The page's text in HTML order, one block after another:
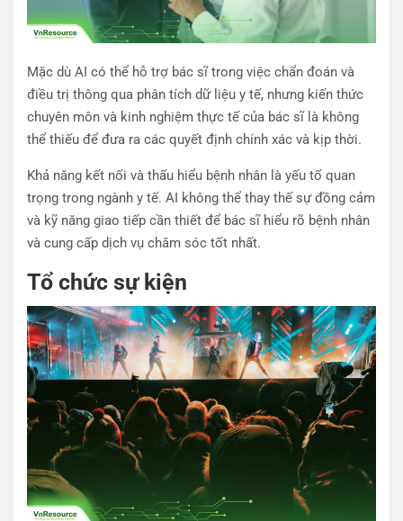
Mặc dù AI có thể hỗ trợ bác sĩ trong việc chẩn đoán và
điều trị thông qua phân tích dữ liệu y tế, nhưng kiến thức
chuyên môn và kinh nghiệm thực tế của bác sĩ là không
thể thiếu để đưa ra các quyết định chính xác và kịp thời.
Khả năng kết nối và thấu hiểu bệnh nhân là yếu tố quan
trọng trong ngành y tế. AI không thể thay thế sự đồng cảm
và kỹ năng giao tiếp cần thiết để bác sĩ hiểu rõ bệnh nhân
và cung cấp dịch vụ chăm sóc tốt nhất.
Tổ chức sự kiện